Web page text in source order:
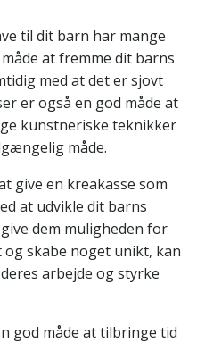
til dit barn har mange
at fremme dit barns
med at det er sjovt
er også en god måde at
kunstneriske teknikker
måde.
give en kreakasse som
at udvikle dit barns
dem muligheden for
skabe noget unikt, kan
arbejde og styrke
god måde at tilbringe tid